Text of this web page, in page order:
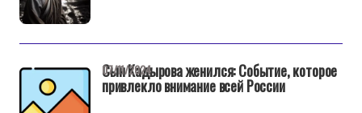
Сын Кадырова женился: Событие, которое
привлекло внимание всей России
07/11/2024